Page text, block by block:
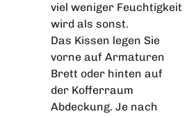
viel weniger Feuchtigkeit
wird als sonst.
Das Kissen legen Sie
vorne auf Armaturen
Brett oder hinten auf
der Kofferraum
Abdeckung. Je nach